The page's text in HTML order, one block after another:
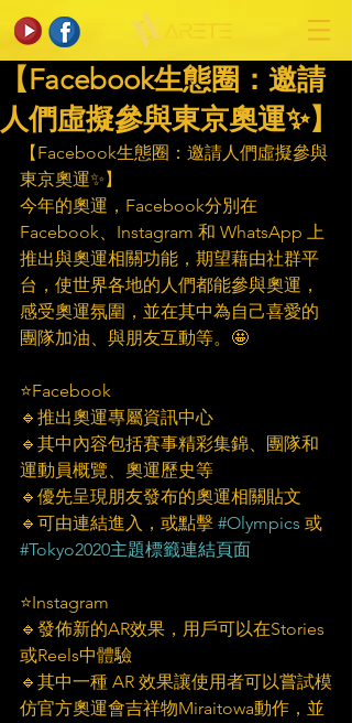
【Facebook生態圈：邀請
人們虛擬參與東京奧運✨】
【Facebook生態圈：邀請人們虛擬參與
東京奧運✨】
今年的奧運，Facebook分別在
Facebook、Instagram 和 WhatsApp 上
推出與奧運相關功能，期望藉由社群平
台，使世界各地的人們都能參與奧運，
感受奧運氛圍，並在其中為自己喜愛的
團隊加油、與朋友互動等。🤩
⭐️Facebook
🔹推出奧運專屬資訊中心
🔹其中內容包括賽事精彩集錦、團隊和
運動員概覽、奧運歷史等
🔹優先呈現朋友發布的奧運相關貼文
🔹可由連結進入，或點擊 #Olympics 或
#Tokyo2020主題標籤連結頁面
⭐️Instagram
🔹發佈新的AR效果，用戶可以在Stories
或Reels中體驗
🔹其中一種 AR 效果讓使用者可以嘗試模
仿官方奧運會吉祥物Miraitowa動作，並